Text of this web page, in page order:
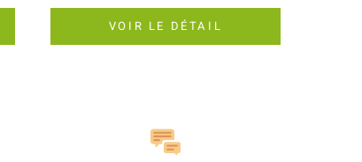
VOIR LE DÉTAIL